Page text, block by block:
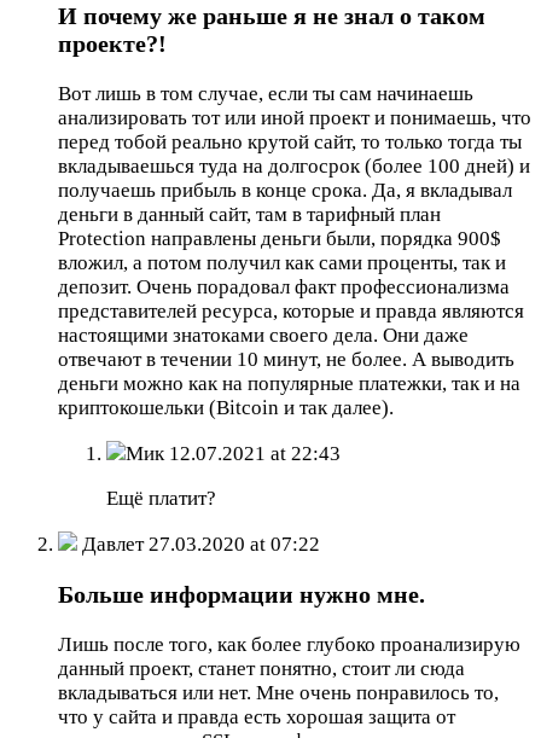
И почему же раньше я не знал о таком
проекте?!
Вот лишь в том случае, если ты сам начинаешь
анализировать тот или иной проект и понимаешь, что
перед тобой реально крутой сайт, то только тогда ты
вкладываешься туда на долгосрок (более 100 дней) и
получаешь прибыль в конце срока. Да, я вкладывал
деньги в данный сайт, там в тарифный план
Protection направлены деньги были, порядка 900$
вложил, а потом получил как сами проценты, так и
депозит. Очень порадовал факт профессионализма
представителей ресурса, которые и правда являются
настоящими знатоками своего дела. Они даже
отвечают в течении 10 минут, не более. А выводить
деньги можно как на популярные платежки, так и на
криптокошельки (Bitcoin и так далее).
Мик 12.07.2021 at 22:43
Ещё платит?
Давлет 27.03.2020 at 07:22
Больше информации нужно мне.
Лишь после того, как более глубоко проанализирую
данный проект, станет понятно, стоит ли сюда
вкладываться или нет. Мне очень понравилось то,
что у сайта и правда есть хорошая защита от